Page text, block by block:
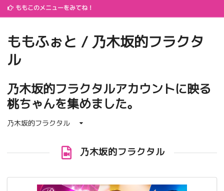
ももこのメニューをみてね！
ももふぉと / 乃木坂的フラクタ
ル
乃木坂的フラクタルアカウントに映る
桃ちゃんを集めました。
乃木坂的フラクタル
乃木坂的フラクタル